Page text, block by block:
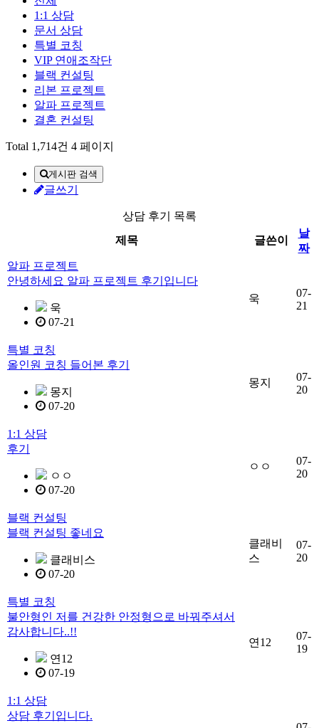
1:1 상담
문서 상담
특별 코칭
VIP 연애조작단
블랙 컨설팅
리본 프로젝트
알파 프로젝트
결혼 컨설팅
Total 1,714건 4 페이지
게시판 검색
글쓰기
상담 후기 목록
제목
글쓴이
날
짜
알파 프로젝트
안녕하세요 알파 프로젝트 후기입니다
욱
07-21
욱
07-
21
특별 코칭
올인원 코칭 들어본 후기
몽지
07-20
몽지
07-
20
1:1 상담
후기
ㅇㅇ
07-20
ㅇㅇ
07-
20
블랙 컨설팅
블랙 컨설팅 좋네요
클래비스
07-20
클래비
스
07-
20
특별 코칭
불안형인 저를 건강한 안정형으로 바꿔주셔서
감사합니다..!!
연12
07-19
연12
07-
19
1:1 상담
상담 후기입니다.